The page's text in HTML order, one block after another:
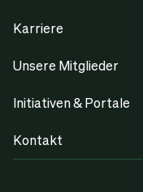
Karriere
Unsere Mitglieder
Initiativen & Portale
Kontakt